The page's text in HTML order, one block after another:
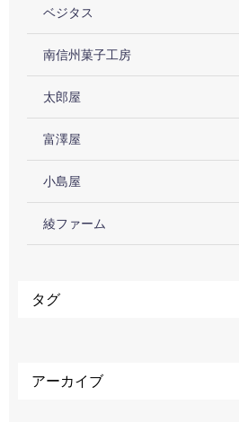
ベジタス
南信州菓子工房
太郎屋
富澤屋
小島屋
綾ファーム
タグ
アーカイブ